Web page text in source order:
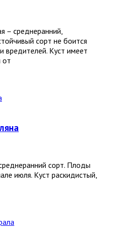
– среднеранний,
сорт не боится
вредителей. Куст имеет
от
сорт. Плоды
июля. Куст раскидистый,